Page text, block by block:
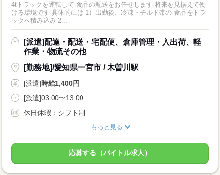
4tトラックを運転して 食品の配送をお任せします 将来を見据えて働
ける環境です 具体的には 1）出勤後、冷凍・チルド帯の 食品をトラ
ックへ積み込み 2...
[派遣]配達・配送・宅配便、倉庫管理・入出荷、軽
作業・物流その他
[勤務地]/愛知県一宮市 / 木曽川駅
[派遣]時給1,400円
[派遣]03:00〜13:00
休日休暇：シフト制
もっと見る
応募する（バイトル求人）